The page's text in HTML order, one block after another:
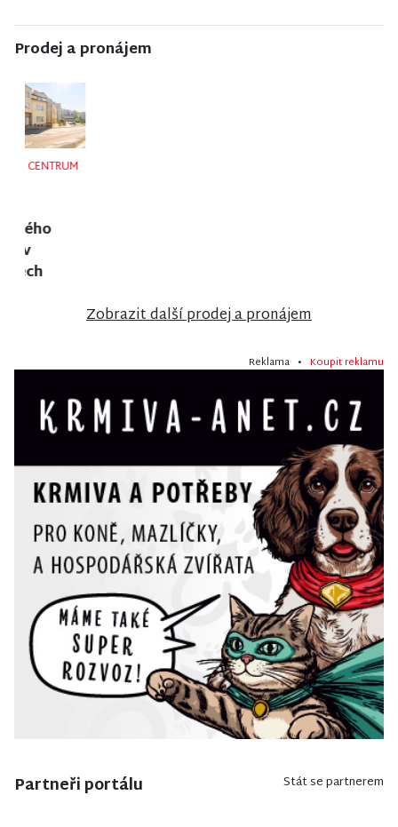
Prodej a pronájem
NISA CENTRUM
rodinného
domu ve
Vrchlabí
Zobrazit další prodej a pronájem
Reklama • Koupit reklamu
Partneři portálu Stát se partnerem